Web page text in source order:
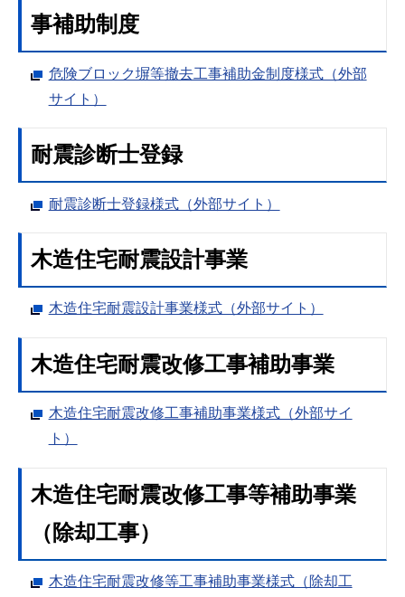
事補助制度
危険ブロック塀等撤去工事補助金制度様式（外部
サイト）
耐震診断士登録
耐震診断士登録様式（外部サイト）
木造住宅耐震設計事業
木造住宅耐震設計事業様式（外部サイト）
木造住宅耐震改修工事補助事業
木造住宅耐震改修工事補助事業様式（外部サイ
ト）
木造住宅耐震改修工事等補助事業
（除却工事）
木造住宅耐震改修等工事補助事業様式（除却工